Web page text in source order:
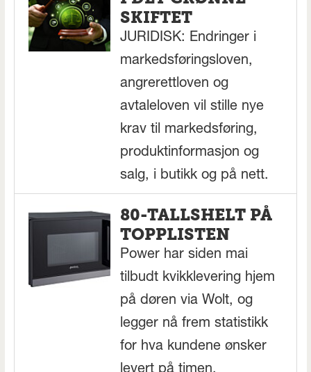
SKIFTET
JURIDISK: Endringer i
markedsføringsloven,
angrerettloven og
avtaleloven vil stille nye
krav til markedsføring,
produktinformasjon og
salg, i butikk og på nett.
80-TALLSHELT PÅ
TOPPLISTEN
Power har siden mai
tilbudt kvikklevering hjem
på døren via Wolt, og
legger nå frem statistikk
for hva kundene ønsker